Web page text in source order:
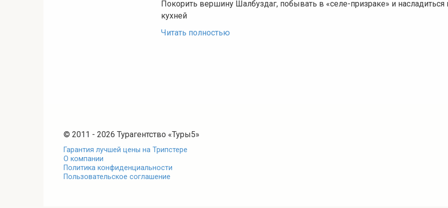
Покорить вершину Шалбуздаг, побывать в «селе-призраке» и насладиться
кухней
Читать полностью
© 2011 - 2026 Турагентство «Туры5»
Гарантия лучшей цены на Трипстере
О компании
Политика конфиденциальности
Пользовательское соглашение